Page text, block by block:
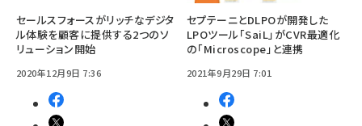
セールスフォースがリッチなデジタ
ル体験を顧客に提供する2つのソ
リューション開始
2020年12月9日 7:36
セプテーニとDLPOが開発した
LPOツール「SaiL」がCVR最適化
の「Microscope」と連携
2021年9月29日 7:01